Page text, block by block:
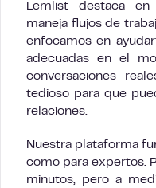
Lemlist destaca en
maneja flujos de
enfocamos en
adecuadas en el
conversaciones
tedioso para que
relaciones.
Nuestra plataforma
como para expertos.
minutos, pero a